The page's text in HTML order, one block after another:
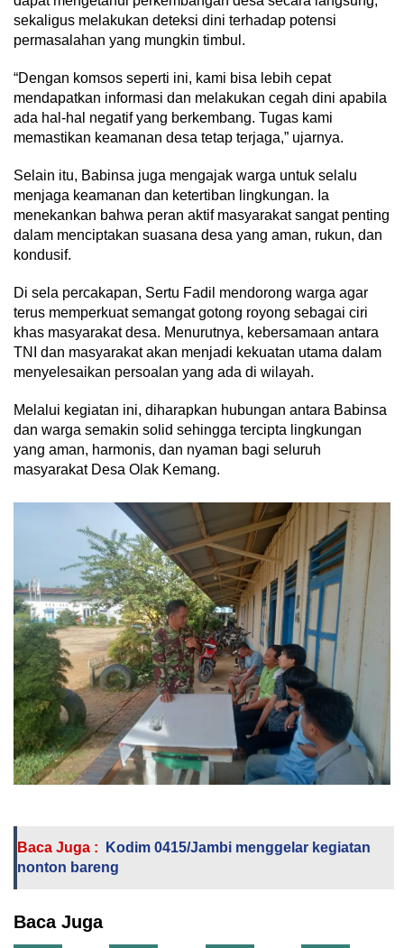
sekaligus melakukan deteksi dini terhadap potensi
permasalahan yang mungkin timbul.
“Dengan komsos seperti ini, kami bisa lebih cepat
mendapatkan informasi dan melakukan cegah dini apabila
ada hal-hal negatif yang berkembang. Tugas kami
memastikan keamanan desa tetap terjaga,” ujarnya.
Selain itu, Babinsa juga mengajak warga untuk selalu
menjaga keamanan dan ketertiban lingkungan. Ia
menekankan bahwa peran aktif masyarakat sangat penting
dalam menciptakan suasana desa yang aman, rukun, dan
kondusif.
Di sela percakapan, Sertu Fadil mendorong warga agar
terus memperkuat semangat gotong royong sebagai ciri
khas masyarakat desa. Menurutnya, kebersamaan antara
TNI dan masyarakat akan menjadi kekuatan utama dalam
menyelesaikan persoalan yang ada di wilayah.
Melalui kegiatan ini, diharapkan hubungan antara Babinsa
dan warga semakin solid sehingga tercipta lingkungan
yang aman, harmonis, dan nyaman bagi seluruh
masyarakat Desa Olak Kemang.
Baca Juga :
Kodim 0415/Jambi menggelar kegiatan
nonton bareng
Baca Juga